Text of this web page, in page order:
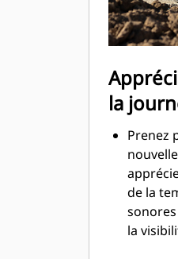
la
Prenez
de la
la